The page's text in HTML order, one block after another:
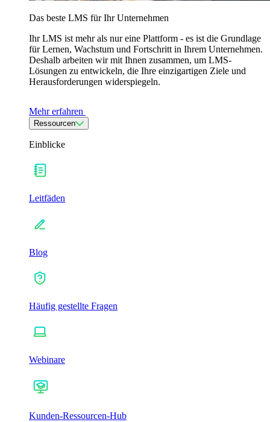
Das beste LMS für Ihr Unternehmen
Ihr LMS ist mehr als nur eine Plattform - es ist die Grundlage
für Lernen, Wachstum und Fortschritt in Ihrem Unternehmen.
Deshalb arbeiten wir mit Ihnen zusammen, um LMS-
Lösungen zu entwickeln, die Ihre einzigartigen Ziele und
Herausforderungen widerspiegeln.
Mehr erfahren
Ressourcen
Einblicke
Leitfäden
Blog
Häufig gestellte Fragen
Webinare
Kunden-Ressourcen-Hub